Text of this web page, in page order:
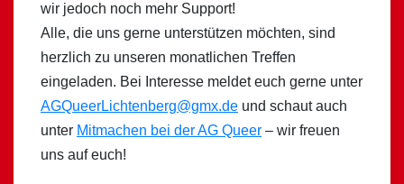
wir jedoch noch mehr Support!
Alle, die uns gerne unterstützen möchten, sind
herzlich zu unseren monatlichen Treffen
eingeladen. Bei Interesse meldet euch gerne unter
AGQueerLichtenberg@gmx.de und schaut auch
unter Mitmachen bei der AG Queer – wir freuen
uns auf euch!